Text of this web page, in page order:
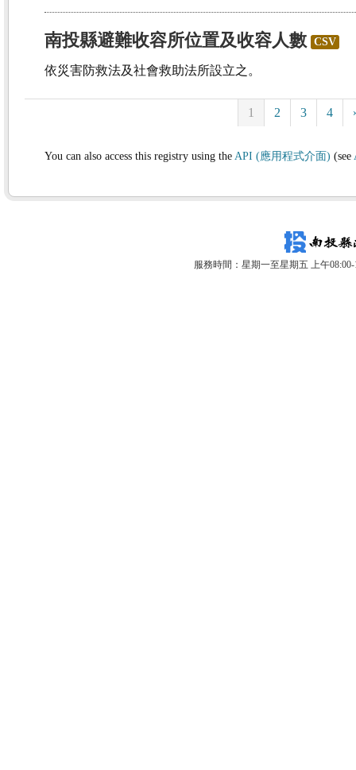
南投縣避難收容所位置及收容人數 CSV
依災害防救法及社會救助法所設立之。
1 2 3 4
You can also access this registry using the API (應用程式介面) (see
服務時間：星期一至星期五 上午